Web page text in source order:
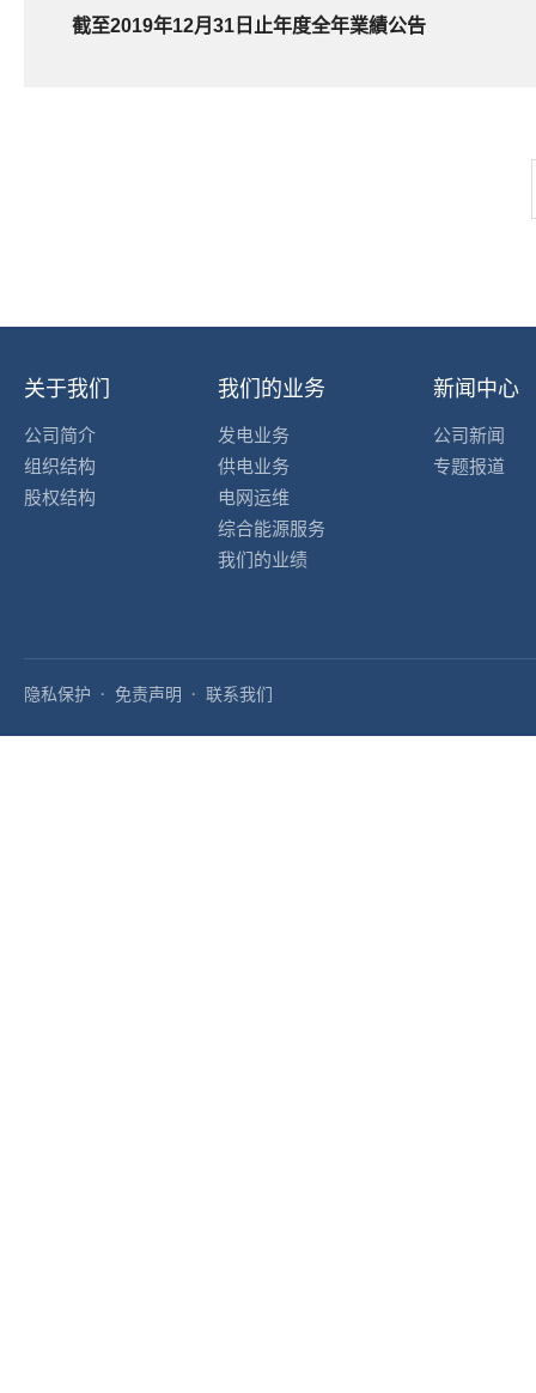
截至2019年12月31日止年度全年業績公告
关于我们
公司简介
组织结构
股权结构
我们的业务
发电业务
供电业务
电网运维
综合能源服务
我们的业绩
新闻中心
公司新闻
专题报道
隐私保护 · 免责声明 · 联系我们